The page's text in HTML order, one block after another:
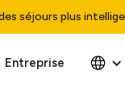
séjours plus
Entreprise